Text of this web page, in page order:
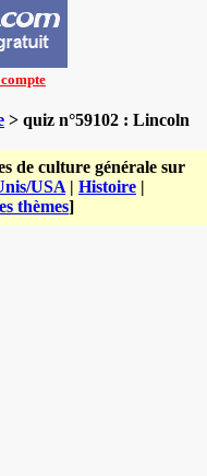
> quiz n°59102 : Lincoln
de culture générale sur
USA | Histoire |
thèmes]